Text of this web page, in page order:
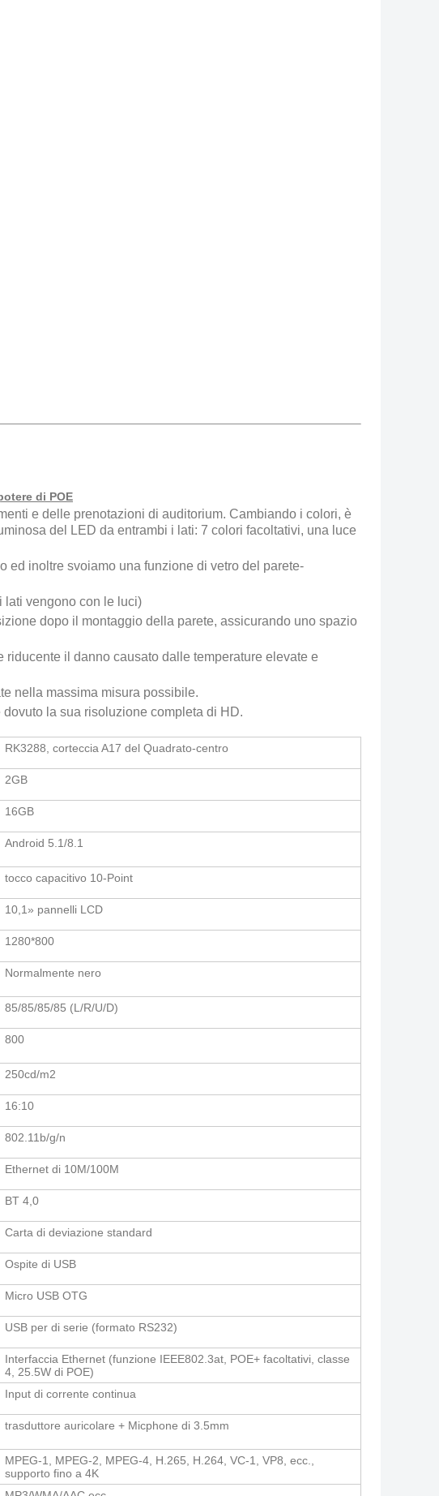
di POE
e delle prenotazioni di auditorium. Cambiando i colori, è
del LED da entrambi i lati: 7 colori facoltativi, una luce
ed inoltre svoiamo una funzione di vetro del parete-
lati vengono con le luci)
dopo il montaggio della parete, assicurando uno spazio
riducente il danno causato dalle temperature elevate e
nella massima misura possibile.
la sua risoluzione completa di HD.
RK3288, corteccia A17 del Quadrato-centro
2GB
16GB
Android 5.1/8.1
tocco capacitivo 10-Point
10,1» pannelli LCD
1280*800
Normalmente nero
85/85/85/85 (L/R/U/D)
800
250cd/m2
16:10
802.11b/g/n
Ethernet di 10M/100M
BT 4,0
Carta di deviazione standard
Ospite di USB
Micro USB OTG
USB per di serie (formato RS232)
Interfaccia Ethernet (funzione IEEE802.3at, POE+ facoltativi, classe
4, 25.5W di POE)
Input di corrente continua
trasduttore auricolare + Micphone di 3.5mm
MPEG-1, MPEG-2, MPEG-4, H.265, H.264, VC-1, VP8, ecc.,
supporto fino a 4K